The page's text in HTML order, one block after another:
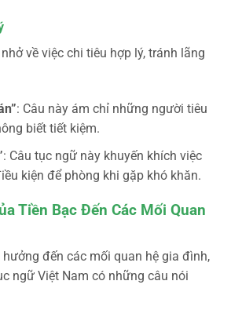
về việc chi tiêu hợp lý, tránh lãng
: Câu này ám chỉ những người tiêu
biết tiết kiệm.
: Câu tục ngữ này khuyến khích việc
kiện để phòng khi gặp khó khăn.
Tiền Bạc Đến Các Mối Quan
đến các mối quan hệ gia đình,
ngữ Việt Nam có những câu nói